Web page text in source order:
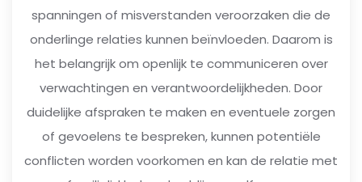
spanningen of misverstanden veroorzaken die de
onderlinge relaties kunnen beïnvloeden. Daarom is
het belangrijk om openlijk te communiceren over
verwachtingen en verantwoordelijkheden. Door
duidelijke afspraken te maken en eventuele zorgen
of gevoelens te bespreken, kunnen potentiële
conflicten worden voorkomen en kan de relatie met